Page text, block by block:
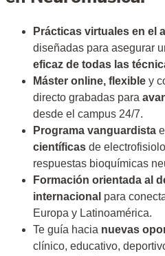
Prácticas virtuales en el
diseñadas para asegurar
eficaz de todas las
Máster online, flexible y
directo grabadas para
desde el campus 24/7.
Programa vanguardista
científicas de
respuestas bioquímicas
Formación orientada al
internacional para
Europa y Latinoamérica.
Te guía hacia nuevas
clínico, educativo,